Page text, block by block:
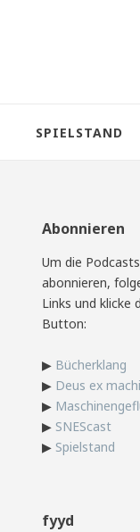
SPIELSTAND
Abonnieren
Um die
abonnieren,
Links und klicke
Button:
▶ Bücherklang
▶ Deus ex
▶
▶ SNEScast
▶ Spielstand
fyyd